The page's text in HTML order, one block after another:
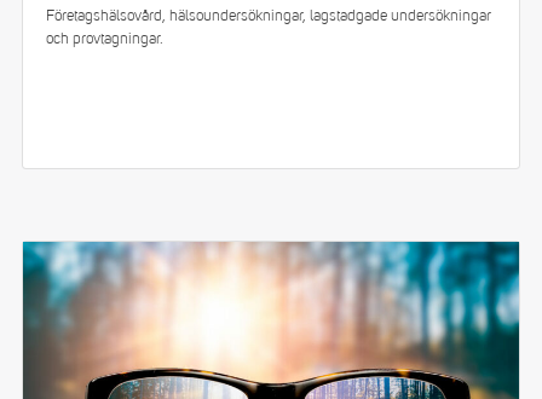
Företagshälsovård, hälsoundersökningar, lagstadgade undersökningar
och provtagningar.